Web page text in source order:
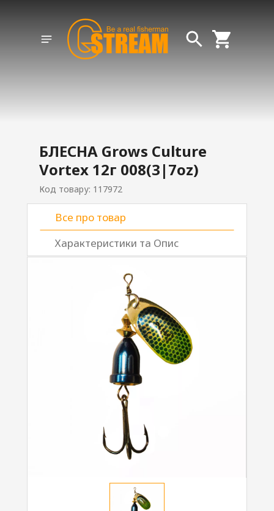
БЛЕСНА Grows Culture
Vortex 12г 008(3|7oz)
Код товару: 117972
Все про товар
Характеристики та Опис